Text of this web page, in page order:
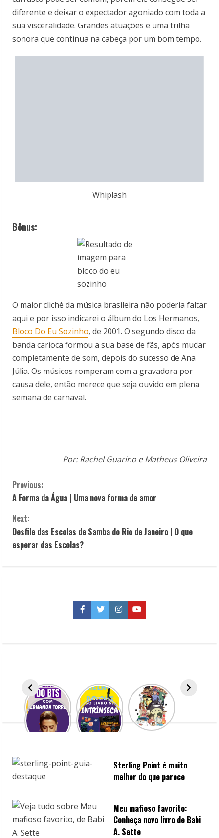
diferente e deixar o expectador agoniado com toda a
sua visceralidade. Grandes atuações e uma trilha
sonora que continua na cabeça por um bom tempo.
Whiplash
Bônus:
O maior clichê da música brasileira não poderia faltar
aqui e por isso indicarei o álbum do Los Hermanos,
Bloco Do Eu Sozinho, de 2001. O segundo disco da
banda carioca formou a sua base de fãs, após mudar
completamente de som, depois do sucesso de Ana
Júlia. Os músicos romperam com a gravadora por
causa dele, então merece que seja ouvido em plena
semana de carnaval.
Por: Rachel Guarino e Matheus Oliveira
C
o
n
t
n
g
Previous:
A Forma da Água | Uma nova forma de amor
Next:
Desfile das Escolas de Samba do Rio de Janeiro | O que
esperar das Escolas?
Facebook
TwitterInstagramYouTube
Sterling Point é muito
melhor do que parece
Meu mafioso favorito:
Conheça novo livro de Babi
A. Sette